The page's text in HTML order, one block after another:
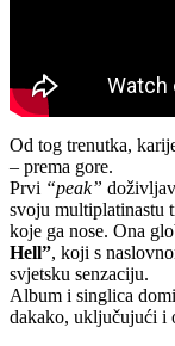
Od tog trenutka,
– prema gore.
Prvi “peak”
svoju multiplatinastu
koje ga nose. Ona
Hell”, koji s
svjetsku senzaciju.
Album i singlica
dakako, uključujući i